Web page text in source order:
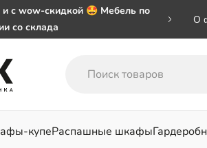
и с wow-скидкой 🤩 Мебель по
со склада
000 ₽
Whatsapp переехал на номер
О
купеРаспашные шкафы